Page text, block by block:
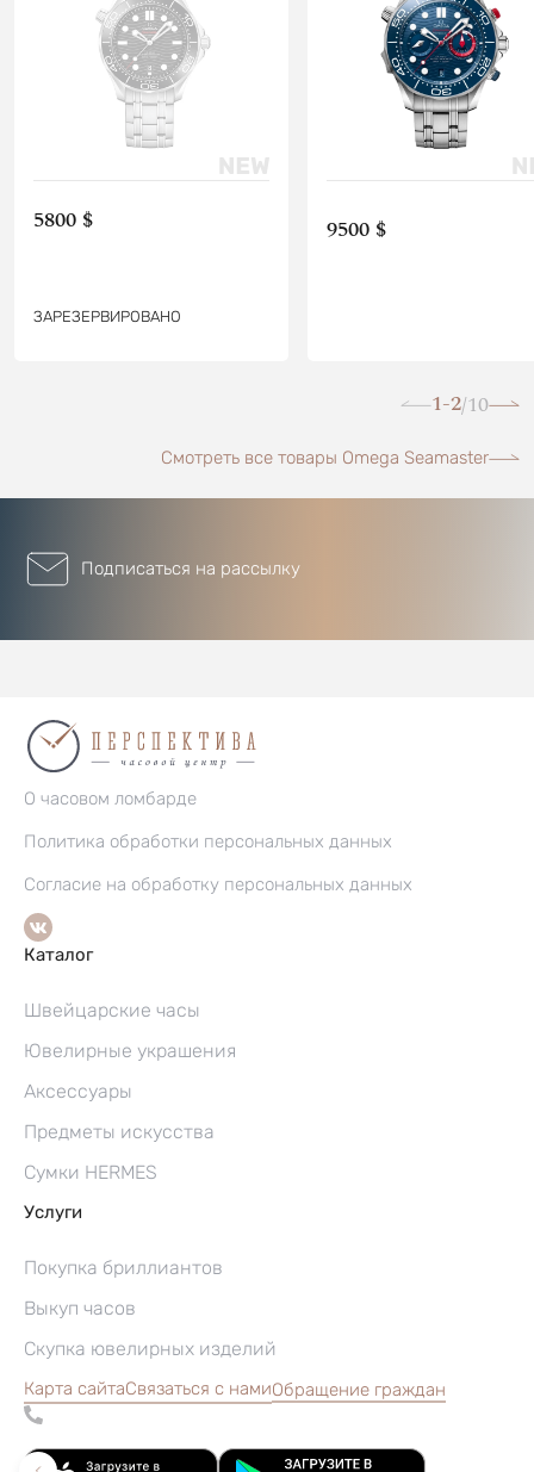
5800 $
ЗАРЕЗЕРВИРОВАНО
9500 $
1-2/10
Смотреть все товары Omega Seamaster
Подписаться на рассылку
О часовом ломбарде
Политика обработки персональных данных
Согласие на обработку персональных данных
Каталог
Швейцарские часы
Ювелирные украшения
Аксессуары
Предметы искусства
Сумки HERMES
Услуги
Покупка бриллиантов
Выкуп часов
Скупка ювелирных изделий
Карта сайтаСвязаться с намиОбращение граждан